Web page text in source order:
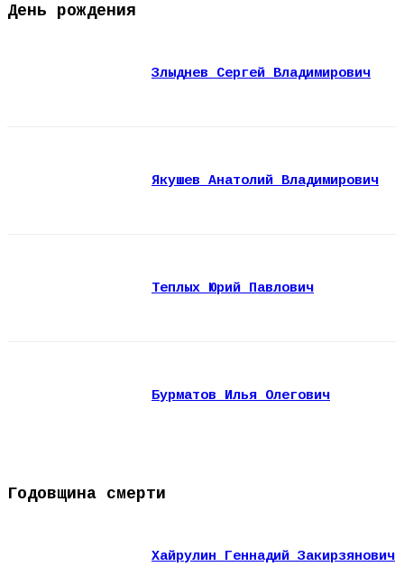
День рождения
Злыднев Сергей Владимирович
Якушев Анатолий Владимирович
Теплых Юрий Павлович
Бурматов Илья Олегович
Годовщина смерти
Хайрулин Геннадий Закирзянович